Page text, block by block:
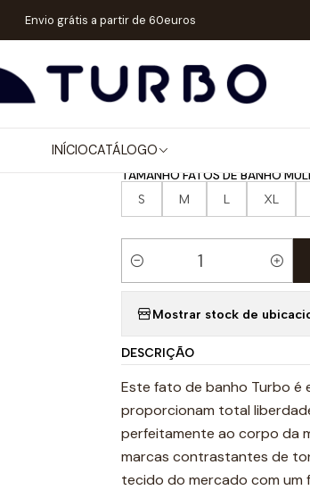
INÍCIOCATÁLOGO
Envio grátis a partir de 60euros
FATOS DE BANHO ALÇA FINA FATO DE BANHO
FATO DE
ARROW
TAMANHO FATOS DE BANHO
S M L XL
Quantidade
Mostrar stock de
DESCRIÇÃO
Este fato de banho Turbo é
proporcionam total
perfeitamente ao corpo da
marcas contrastantes de
tecido do mercado com um